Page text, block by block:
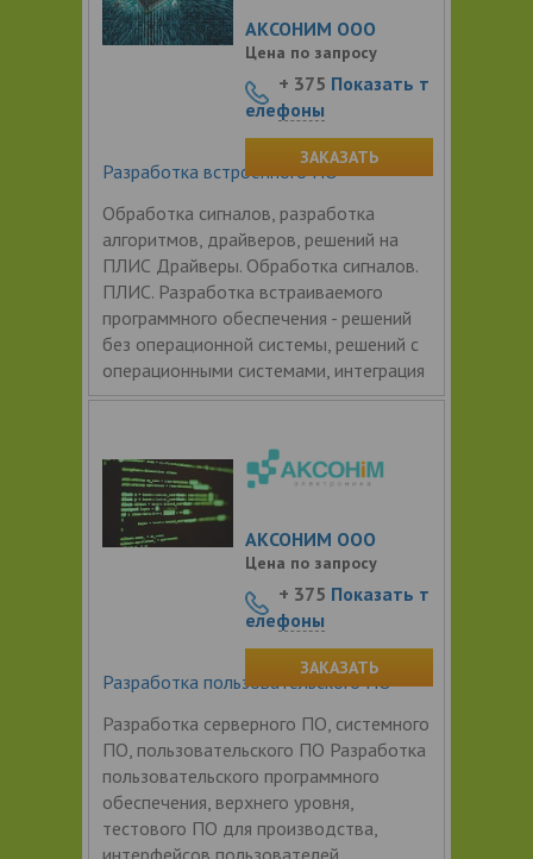
Разработка встроенного ПО
Обработка сигналов, разработка
алгоритмов, драйверов, решений на
ПЛИС Драйверы. Обработка сигналов.
ПЛИС. Разработка встраиваемого
программного обеспечения - решений
без операционной системы, решений с
операционными системами, интеграция
АКСОНИМ ООО
Цена по запросу
+ 375 Показать т
елефоны
ЗАКАЗАТЬ
Разработка пользовательского ПО
Разработка серверного ПО, системного
ПО, пользовательского ПО Разработка
пользовательского программного
обеспечения, верхнего уровня,
тестового ПО для производства,
интерфейсов пользователей,
АКСОНИМ ООО
Цена по запросу
+ 375 Показать т
елефоны
ЗАКАЗАТЬ